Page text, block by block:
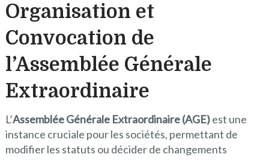
Organisation et
Convocation de
l’Assemblée Générale
Extraordinaire
L’Assemblée Générale Extraordinaire (AGE)est une
instance cruciale pour les sociétés, permettant de
modifier les statuts ou décider de changements